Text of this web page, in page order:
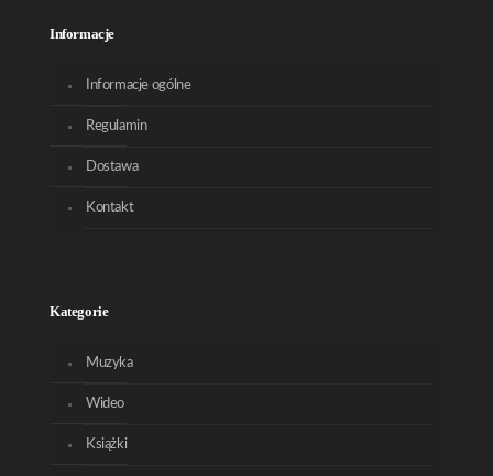
Informacje
Informacje ogólne
Regulamin
Dostawa
Kontakt
Kategorie
Muzyka
Wideo
Książki